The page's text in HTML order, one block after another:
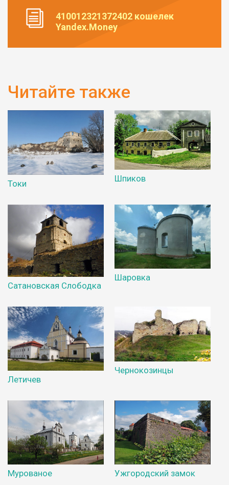
410012321372402 кошелек
Yandex.Money
Читайте также
Токи Шпиков
Сатановская Слободка
Шаровка
Летичев
Чернокозинцы
Мурованое Ужгородский замок